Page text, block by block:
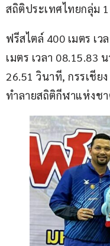
สถิติประเทศไทยกลุ่ม
ฟรีสไตล์ 400 เมตร เว
เมตร เวลา 08.15.83
26.51 วินาที, กรรเชีย
ทำลายสถิติกีฬาแห่งช